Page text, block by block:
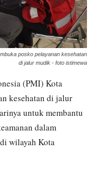
posko pelayanan kesehatan
di jalur mudik - foto istimewa
(PMI) Kota
kesehatan di jalur
untuk membantu
dalam
wilayah Kota